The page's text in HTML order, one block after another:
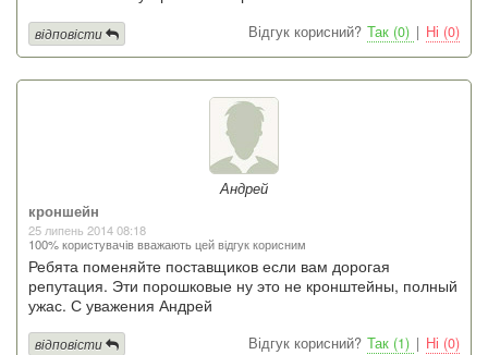
Відгук корисний? Так (0) | Ні (0)
відповісти
Андрей
кроншейн
25 липень 2014 08:18
100% користувачів вважають цей відгук корисним
Ребята поменяйте поставщиков если вам дорогая
репутация. Эти порошковые ну это не кронштейны, полный
ужас. С уважения Андрей
Відгук корисний? Так (1) | Ні (0)
відповісти